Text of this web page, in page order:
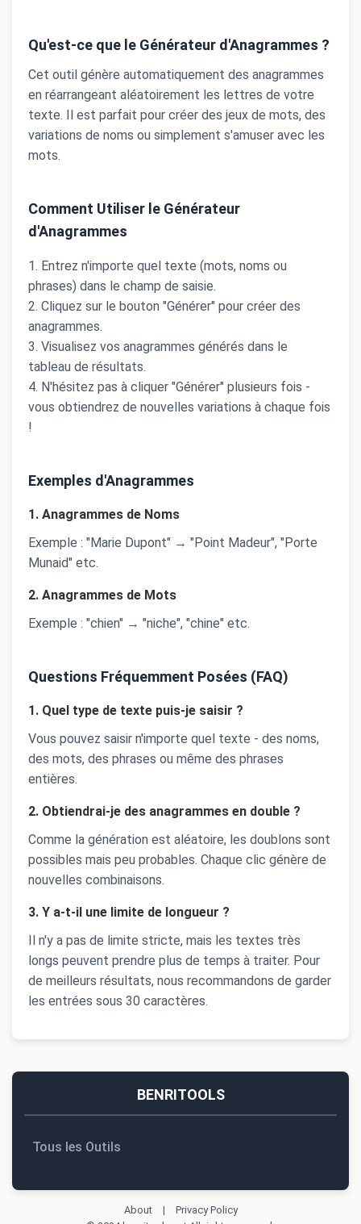
BENRITOOLS
Tous les Outils
Qu'est-ce que le Générateur d'Anagrammes ?
Cet outil génère automatiquement des anagrammes
en réarrangeant aléatoirement les lettres de votre
texte. Il est parfait pour créer des jeux de mots, des
variations de noms ou simplement s'amuser avec les
mots.
Comment Utiliser le Générateur
d'Anagrammes
Entrez n'importe quel texte (mots, noms ou
phrases) dans le champ de saisie.
Cliquez sur le bouton "Générer" pour créer des
anagrammes.
Visualisez vos anagrammes générés dans le
tableau de résultats.
N'hésitez pas à cliquer "Générer" plusieurs fois -
vous obtiendrez de nouvelles variations à chaque fois
!
Exemples d'Anagrammes
1. Anagrammes de Noms
Exemple : "Marie Dupont" → "Point Madeur", "Porte
Munaid" etc.
2. Anagrammes de Mots
Exemple : "chien" → "niche", "chine" etc.
Questions Fréquemment Posées (FAQ)
1. Quel type de texte puis-je saisir ?
Vous pouvez saisir n'importe quel texte - des noms,
des mots, des phrases ou même des phrases
entières.
2. Obtiendrai-je des anagrammes en double ?
Comme la génération est aléatoire, les doublons sont
possibles mais peu probables. Chaque clic génère de
nouvelles combinaisons.
3. Y a-t-il une limite de longueur ?
Il n'y a pas de limite stricte, mais les textes très
longs peuvent prendre plus de temps à traiter. Pour
de meilleurs résultats, nous recommandons de garder
les entrées sous 30 caractères.
About |
Privacy Policy